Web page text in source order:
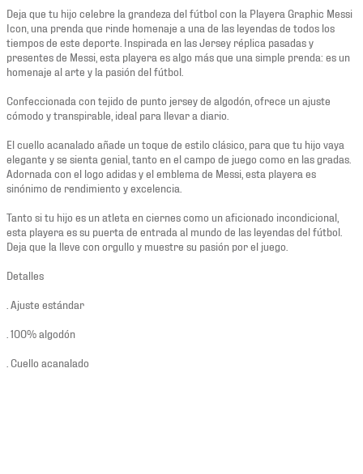
Deja que tu hijo celebre la grandeza del fútbol con la Playera Graphic Messi
Icon, una prenda que rinde homenaje a una de las leyendas de todos los
tiempos de este deporte. Inspirada en las Jersey réplica pasadas y
presentes de Messi, esta playera es algo más que una simple prenda: es un
homenaje al arte y la pasión del fútbol.
Confeccionada con tejido de punto jersey de algodón, ofrece un ajuste
cómodo y transpirable, ideal para llevar a diario.
El cuello acanalado añade un toque de estilo clásico, para que tu hijo vaya
elegante y se sienta genial, tanto en el campo de juego como en las gradas.
Adornada con el logo adidas y el emblema de Messi, esta playera es
sinónimo de rendimiento y excelencia.
Tanto si tu hijo es un atleta en ciernes como un aficionado incondicional,
esta playera es su puerta de entrada al mundo de las leyendas del fútbol.
Deja que la lleve con orgullo y muestre su pasión por el juego.
Detalles
. Ajuste estándar
. 100% algodón
. Cuello acanalado